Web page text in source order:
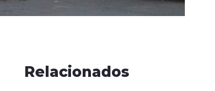
Relacionados